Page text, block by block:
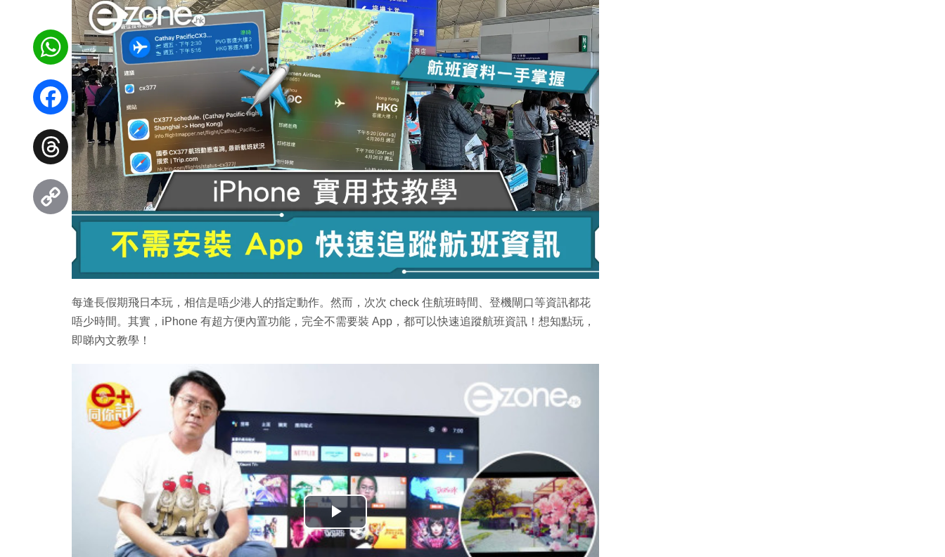
每逢長假期飛日本玩，相信是唔少港人的指定動作。然而，次次 check 住航班時間、登機閘口等資訊都花
唔少時間。其實，iPhone 有超方便內置功能，完全不需要裝 App，都可以快速追蹤航班資訊！想知點玩，
即睇內文教學！
播
WhatsApp
Facebook
Threads
Copy
Link